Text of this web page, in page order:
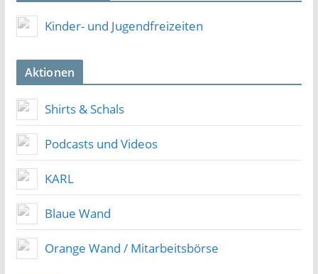
Kinder- und Jugendfreizeiten
Aktionen
Shirts & Schals
Podcasts und Videos
KARL
Blaue Wand
Orange Wand / Mitarbeitsbörse